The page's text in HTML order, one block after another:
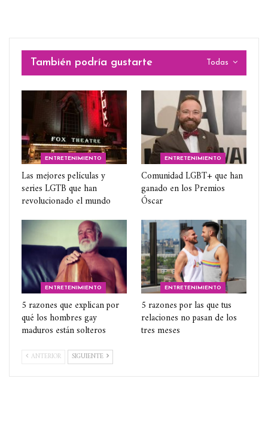
Todas
También podría gustarte
ENTRETENIMIENTO
Las mejores películas y
series LGTB que han
revolucionado el mundo
ENTRETENIMIENTO
Comunidad LGBT+ que han
ganado en los Premios
Óscar
ENTRETENIMIENTO
5 razones que explican por
qué los hombres gay
maduros están solteros
ENTRETENIMIENTO
5 razones por las que tus
relaciones no pasan de los
tres meses
ANTERIOR SIGUIENTE